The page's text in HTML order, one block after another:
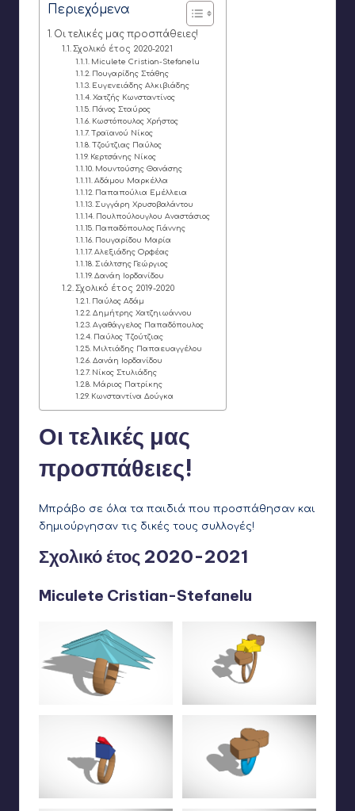
Περιεχόμενα
Οι τελικές μας προσπάθειες!
Σχολικό έτος 2020-2021
Miculete Cristian-Stefanelu
Πουγαρίδης Στάθης
Ευγενειάδης Αλκιβιάδης
Χατζής Κωνσταντίνος
Πάνος Σταύρος
Κωστόπουλος Χρήστος
Τραϊανού Νίκος
Τζούτζιας Παύλος
Κερτσάνης Νίκος
Μουντούσης Θανάσης
Αδάμου Μαρκέλλα
Παπαπούλια Εμέλλεια
Συγγάρη Χρυσοβαλάντου
Πουλπούλουγλου Αναστάσιος
Παπαδόπουλος Γιάννης
Πουγαρίδου Μαρία
Αλεξιάδης Ορφέας
Σιάλτσης Γεώργιος
Δανάη Ιορδανίδου
Σχολικό έτος 2019-2020
Παύλος Αδάμ
Δημήτρης Χατζηιωάννου
Αγαθάγγελος Παπαδόπουλος
Παύλος Τζούτζιας
Μιλτιάδης Παπαευαγγέλου
Δανάη Ιορδανίδου
Νίκος Στυλιάδης
Μάριος Πατρίκης
Κωνσταντίνα Δούγκα
Οι τελικές μας
προσπάθειες!
Μπράβο σε όλα τα παιδιά που προσπάθησαν και
δημιούργησαν τις δικές τους συλλογές!
Σχολικό έτος 2020-2021
Miculete Cristian-Stefanelu